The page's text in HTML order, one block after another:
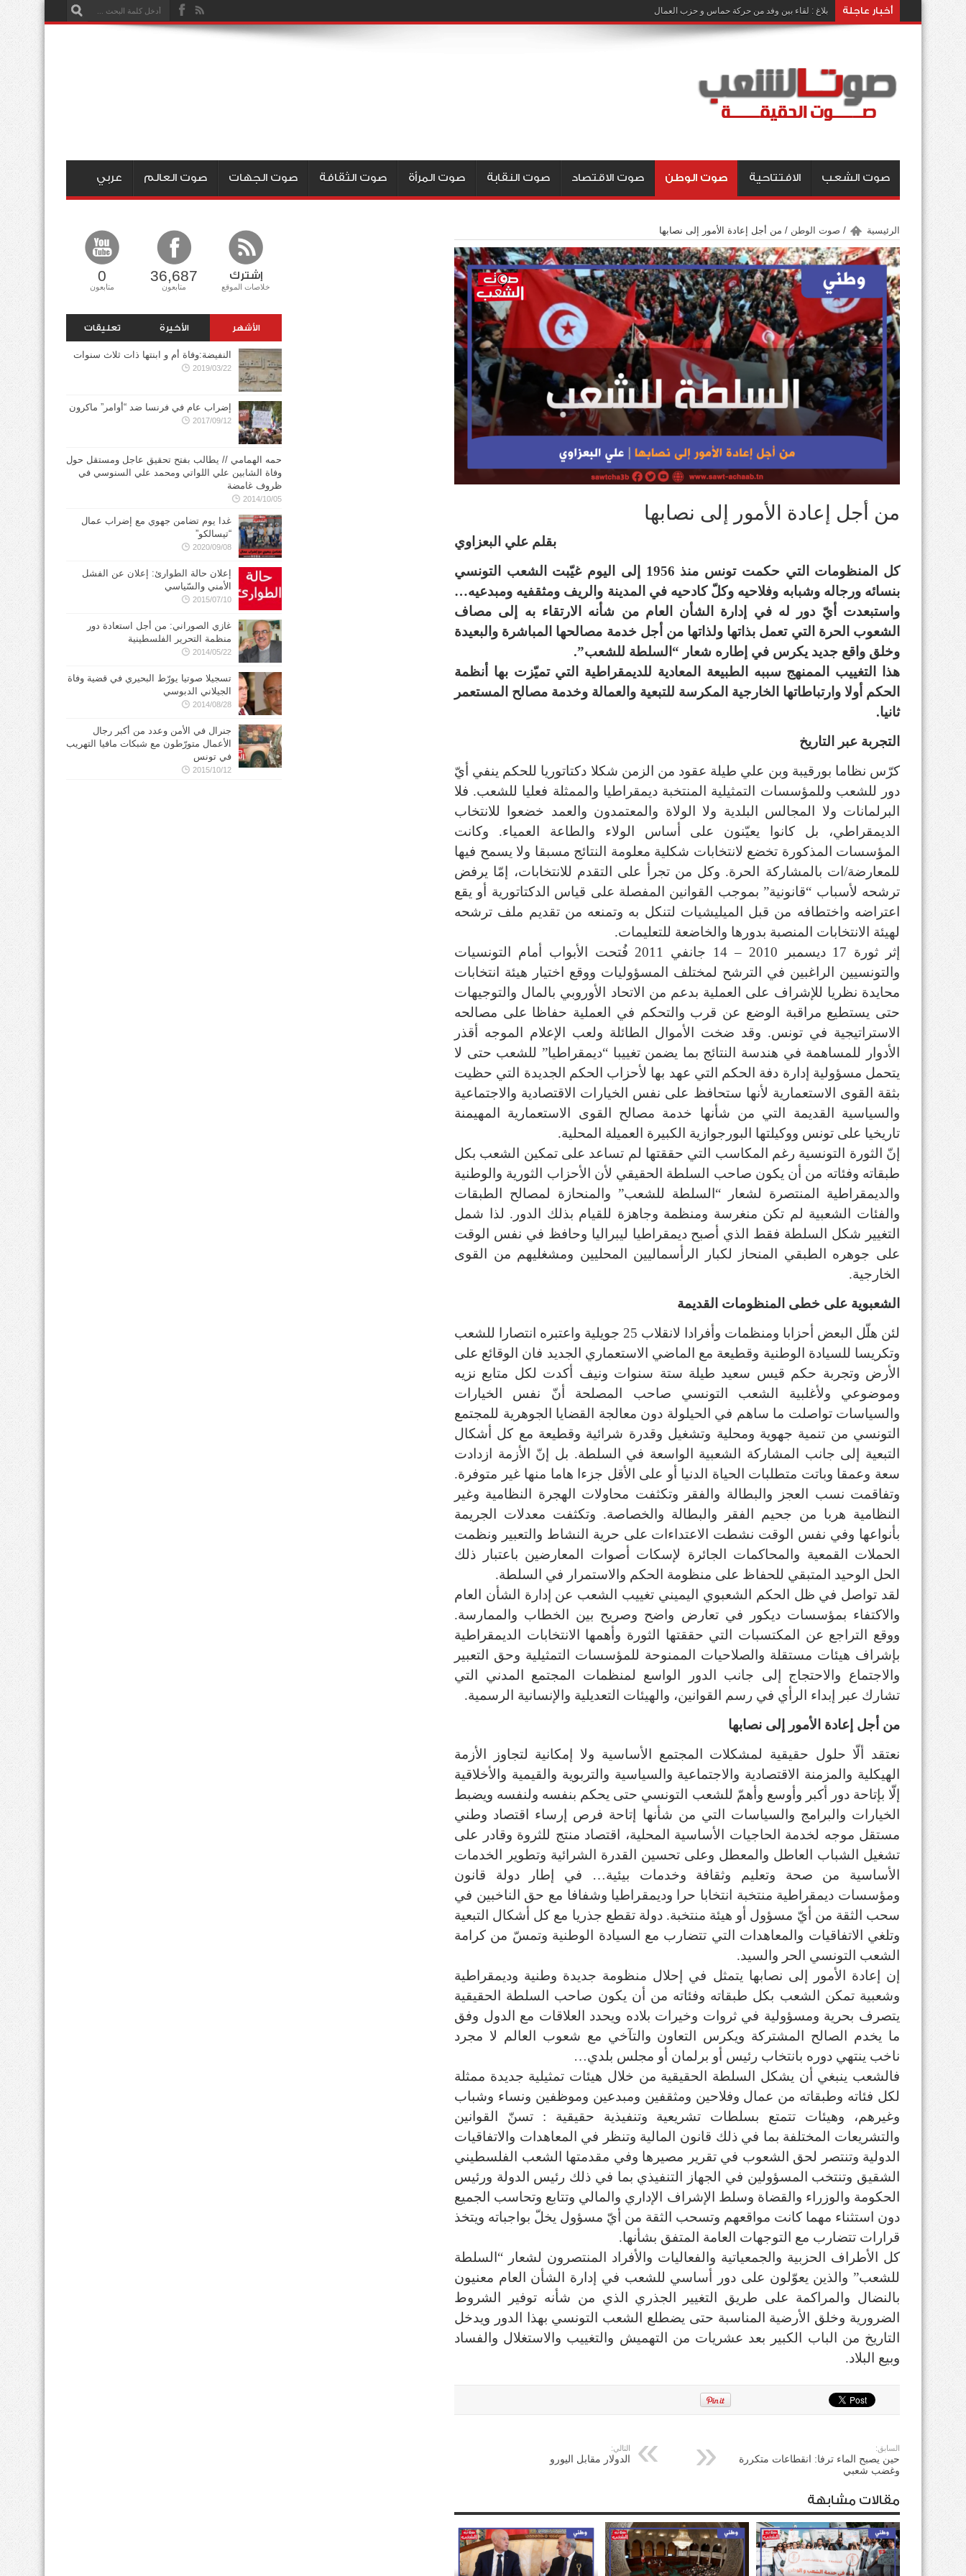
أخبار عاجلة بلاغ : لقاء بين وفد من حركة حماس و حزب العمال
صوت الشعب الافتتاحية صوت الوطن صوت الاقتصاد صوت النقابة صوت المرأة صوت الثقافة صوت الجهات صوت العالم عربي
الرئيسية / صوت الوطن / من أجل إعادة الأمور إلى نصابها
من أجل إعادة الأمور إلى نصابها
بقلم علي البعزاوي
كل المنظومات التي حكمت تونس منذ 1956 إلى اليوم غيّبت الشعب التونسي
بنسائه ورجاله وشبابه وفلاحيه وكلّ كادحيه في المدينة والريف ومثقفيه ومبدعيه…
واستبعدت أيّ دور له في إدارة الشأن العام من شأنه الارتقاء به إلى مصاف
الشعوب الحرة التي تعمل بذاتها ولذاتها من أجل خدمة مصالحها المباشرة والبعيدة
وخلق واقع جديد يكرس في إطاره شعار “السلطة للشعب”.
هذا التغييب الممنهج سببه الطبيعة المعادية للديمقراطية التي تميّزت بها أنظمة
الحكم أولا وارتباطاتها الخارجية المكرسة للتبعية والعمالة وخدمة مصالح المستعمر
ثانيا.
التجربة عبر التاريخ
كرّس نظاما بورقيبة وبن علي طيلة عقود من الزمن شكلا دكتاتوريا للحكم ينفي أيّ
دور للشعب وللمؤسسات التمثيلية المنتخبة ديمقراطيا والممثلة فعليا للشعب. فلا
البرلمانات ولا المجالس البلدية ولا الولاة والمعتمدون والعمد خضعوا للانتخاب
الديمقراطي، بل كانوا يعيّنون على أساس الولاء والطاعة العمياء. وكانت
المؤسسات المذكورة تخضع لانتخابات شكلية معلومة النتائج مسبقا ولا يسمح فيها
للمعارضة/ات بالمشاركة الحرة. وكل من تجرأ على التقدم للانتخابات، إمّا يرفض
ترشحه لأسباب “قانونية” بموجب القوانين المفصلة على قياس الدكتاتورية أو يقع
اعتراضه واختطافه من قبل الميليشيات لتنكل به وتمنعه من تقديم ملف ترشحه
لهيئة الانتخابات المنصبة بدورها والخاضعة للتعليمات.
إثر ثورة 17 ديسمبر 2010 – 14 جانفي 2011 فُتحت الأبواب أمام التونسيات
والتونسيين الراغبين في الترشح لمختلف المسؤوليات ووقع اختيار هيئة انتخابات
محايدة نظريا للإشراف على العملية بدعم من الاتحاد الأوروبي بالمال والتوجيهات
حتى يستطيع مراقبة الوضع عن قرب والتحكم في العملية حفاظا على مصالحه
الاستراتيجية في تونس. وقد ضخت الأموال الطائلة ولعب الإعلام الموجه أقذر
الأدوار للمساهمة في هندسة النتائج بما يضمن تغييبا “ديمقراطيا” للشعب حتى لا
يتحمل مسؤولية إدارة دفة الحكم التي عهد بها لأحزاب الحكم الجديدة التي حظيت
بثقة القوى الاستعمارية لأنها ستحافظ على نفس الخيارات الاقتصادية والاجتماعية
والسياسية القديمة التي من شأنها خدمة مصالح القوى الاستعمارية المهيمنة
تاريخيا على تونس ووكيلتها البورجوازية الكبيرة العميلة المحلية.
إنّ الثورة التونسية رغم المكاسب التي حققتها لم تساعد على تمكين الشعب بكل
طبقاته وفئاته من أن يكون صاحب السلطة الحقيقي لأن الأحزاب الثورية والوطنية
والديمقراطية المنتصرة لشعار “السلطة للشعب” والمنحازة لمصالح الطبقات
والفئات الشعبية لم تكن منغرسة ومنظمة وجاهزة للقيام بذلك الدور. لذا شمل
التغيير شكل السلطة فقط الذي أصبح ديمقراطيا ليبراليا وحافظ في نفس الوقت
على جوهره الطبقي المنحاز لكبار الرأسماليين المحليين ومشغليهم من القوى
الخارجية.
الشعبوية على خطى المنظومات القديمة
لئن هلّل البعض أحزابا ومنظمات وأفرادا لانقلاب 25 جويلية واعتبره انتصارا للشعب
وتكريسا للسيادة الوطنية وقطيعة مع الماضي الاستعماري الجديد فان الوقائع على
الأرض وتجربة حكم قيس سعيد طيلة ستة سنوات ونيف أكدت لكل متابع نزيه
وموضوعي ولأغلبية الشعب التونسي صاحب المصلحة أنّ نفس الخيارات
والسياسات تواصلت ما ساهم في الحيلولة دون معالجة القضايا الجوهرية للمجتمع
التونسي من تنمية جهوية ومحلية وتشغيل وقدرة شرائية وقطيعة مع كل أشكال
التبعية إلى جانب المشاركة الشعبية الواسعة في السلطة. بل إنّ الأزمة ازدادت
سعة وعمقا وباتت متطلبات الحياة الدنيا أو على الأقل جزءا هاما منها غير متوفرة.
وتفاقمت نسب العجز والبطالة والفقر وتكثفت محاولات الهجرة النظامية وغير
النظامية هربا من جحيم الفقر والبطالة والخصاصة. وتكثفت معدلات الجريمة
بأنواعها وفي نفس الوقت نشطت الاعتداءات على حرية النشاط والتعبير ونظمت
الحملات القمعية والمحاكمات الجائرة لإسكات أصوات المعارضين باعتبار ذلك
الحل الوحيد المتبقي للحفاظ على منظومة الحكم والاستمرار في السلطة.
لقد تواصل في ظل الحكم الشعبوي اليميني تغييب الشعب عن إدارة الشأن العام
والاكتفاء بمؤسسات ديكور في تعارض واضح وصريح بين الخطاب والممارسة.
ووقع التراجع عن المكتسبات التي حققتها الثورة وأهمها الانتخابات الديمقراطية
بإشراف هيئات مستقلة والصلاحيات الممنوحة للمؤسسات التمثيلية وحق التعبير
والاجتماع والاحتجاج إلى جانب الدور الواسع لمنظمات المجتمع المدني التي
تشارك عبر إبداء الرأي في رسم القوانين، والهيئات التعديلية والإنسانية الرسمية.
من أجل إعادة الأمور إلى نصابها
نعتقد ألّا حلول حقيقية لمشكلات المجتمع الأساسية ولا إمكانية لتجاوز الأزمة
الهيكلية والمزمنة الاقتصادية والاجتماعية والسياسية والتربوية والقيمية والأخلاقية
إلّا بإتاحة دور أكبر وأوسع وأهمّ للشعب التونسي حتى يحكم بنفسه ولنفسه ويضبط
الخيارات والبرامج والسياسات التي من شأنها إتاحة فرص إرساء اقتصاد وطني
مستقل موجه لخدمة الحاجيات الأساسية المحلية، اقتصاد منتج للثروة وقادر على
تشغيل الشباب العاطل والمعطل وعلى تحسين القدرة الشرائية وتطوير الخدمات
الأساسية من صحة وتعليم وثقافة وخدمات بيئية… في إطار دولة قانون
ومؤسسات ديمقراطية منتخبة انتخابا حرا وديمقراطيا وشفافا مع حق الناخبين في
سحب الثقة من أيّ مسؤول أو هيئة منتخبة. دولة تقطع جذريا مع كل أشكال التبعية
وتلغي الاتفاقيات والمعاهدات التي تتضارب مع السيادة الوطنية وتمسّ من كرامة
الشعب التونسي الحر والسيد.
إن إعادة الأمور إلى نصابها يتمثل في إحلال منظومة جديدة وطنية وديمقراطية
وشعبية تمكن الشعب بكل طبقاته وفئاته من أن يكون صاحب السلطة الحقيقية
يتصرف بحرية ومسؤولية في ثروات وخيرات بلاده ويحدد العلاقات مع الدول وفق
ما يخدم الصالح المشتركة ويكرس التعاون والتآخي مع شعوب العالم لا مجرد
ناخب ينتهي دوره بانتخاب رئيس أو برلمان أو مجلس بلدي…
فالشعب ينبغي أن يشكل السلطة الحقيقية من خلال هيئات تمثيلية جديدة ممثلة
لكل فئاته وطبقاته من عمال وفلاحين ومثقفين ومبدعين وموظفين ونساء وشباب
وغيرهم، وهيئات تتمتع بسلطات تشريعية وتنفيذية حقيقية : تسنّ القوانين
والتشريعات المختلفة بما في ذلك قانون المالية وتنظر في المعاهدات والاتفاقيات
الدولية وتنتصر لحق الشعوب في تقرير مصيرها وفي مقدمتها الشعب الفلسطيني
الشقيق وتنتخب المسؤولين في الجهاز التنفيذي بما في ذلك رئيس الدولة ورئيس
الحكومة والوزراء والقضاة وسلط الإشراف الإداري والمالي وتتابع وتحاسب الجميع
دون استثناء مهما كانت مواقعهم وتسحب الثقة من أيّ مسؤول يخلّ بواجباته ويتخذ
قرارات تتضارب مع التوجهات العامة المتفق بشأنها.
كل الأطراف الحزبية والجمعياتية والفعاليات والأفراد المنتصرون لشعار “السلطة
للشعب” والذين يعوّلون على دور أساسي للشعب في إدارة الشأن العام معنيون
بالنضال والمراكمة على طريق التغيير الجذري الذي من شأنه توفير الشروط
الضرورية وخلق الأرضية المناسبة حتى يضطلع الشعب التونسي بهذا الدور ويدخل
التاريخ من الباب الكبير بعد عشريات من التهميش والتغييب والاستغلال والفساد
وبيع البلاد.
السابق:
حين يصبح الماء ترفا: انقطاعات متكررة
وغضب شعبي
التالي:
الدولار مقابل اليورو
مقالات مشابهة
إشترك
خلاصات الموقع
36,687
متابعون
0
متابعون
الأشهر الأخيرة تعليقات
النفيضة:وفاة أم و ابنتها ذات ثلاث سنوات
2019/03/22
إضراب عام في فرنسا ضد “أوامر” ماكرون
2017/09/12
حمه الهمامي // يطالب بفتح تحقيق عاجل ومستقل حول
وفاة الشابين علي اللواتي ومحمد علي السنوسي في
ظروف غامضة
2014/10/05
غدا يوم تضامن جهوي مع إضراب عمال
“تيسالكو”
2020/09/08
إعلان حالة الطوارئ: إعلان عن الفشل
الأمني والسّياسي
2015/07/10
غازي الصوراني: من أجل استعادة دور
منظمة التحرير الفلسطينية
2014/05/22
تسجيلا صوتيا يورّط البحيري في قضية وفاة
الجيلاني الدبوسي
2014/08/28
جنرال في الأمن وعدد من أكبر رجال
الأعمال متورّطون مع شبكات مافيا التهريب
في تونس
2015/10/12